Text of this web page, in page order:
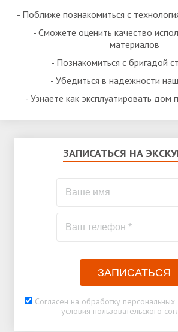
- Поближе познакомиться с
- Сможете оценить качество
материалов
- Познакомиться с бригадой
- Убедиться в надежности
- Узнаете как эксплуатировать дом
ЗАПИСАТЬСЯ НА
ЗАПИСАТЬСЯ
Согласен на обработку
условия пользовательского